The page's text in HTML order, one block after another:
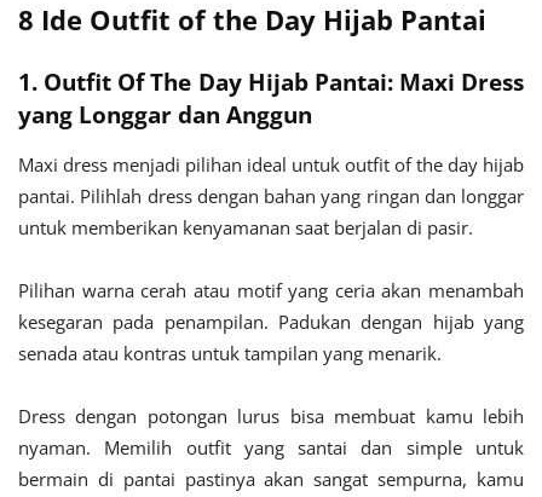
8 Ide Outfit of the Day Hijab Pantai
1. Outfit Of The Day Hijab Pantai: Maxi Dress
yang Longgar dan Anggun
Maxi dress menjadi pilihan ideal untuk outfit of the day hijab
pantai. Pilihlah dress dengan bahan yang ringan dan longgar
untuk memberikan kenyamanan saat berjalan di pasir.
Pilihan warna cerah atau motif yang ceria akan menambah
kesegaran pada penampilan. Padukan dengan hijab yang
senada atau kontras untuk tampilan yang menarik.
Dress dengan potongan lurus bisa membuat kamu lebih
nyaman. Memilih outfit yang santai dan simple untuk
bermain di pantai pastinya akan sangat sempurna, kamu